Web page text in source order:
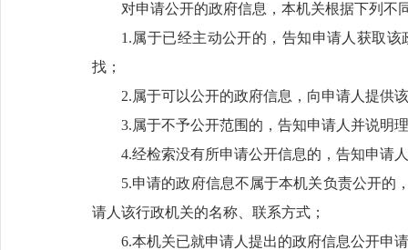
对申请公开的政府信息，本机关根据下列不
1.属于已经主动公开的，告知申请人获取
找；
2.属于可以公开的政府信息，向申请人提供
3.属于不予公开范围的，告知申请人并说明
4.经检索没有所申请公开信息的，告知申请
5.申请的政府信息不属于本机关负责公开的
请人该行政机关的名称、联系方式；
6.本机关已就申请人提出的政府信息公开申